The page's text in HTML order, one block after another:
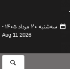
سه‌شنبه ۲۰ مرداد ۱۴۰۵ -
Aug 11 2026